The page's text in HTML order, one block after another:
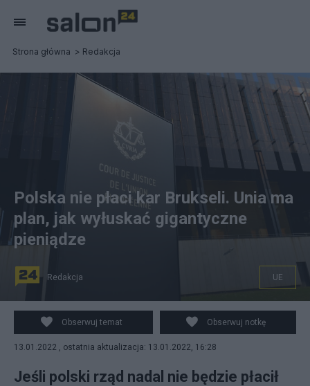
Strona główna Redakcja
Do tej pory Polska powinna przelać 50 mln euro Unii
Europejskiej.
Polska nie płaci kar Brukseli. Unia ma
plan, jak wyłuskać gigantyczne
pieniądze
Redakcja UE
Obserwuj temat Obserwuj notkę
13.01.2022 , ostatnia aktualizacja: 13.01.2022, 16:28
Jeśli polski rząd nadal nie będzie płacił